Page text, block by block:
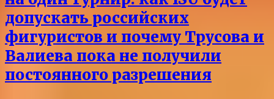
допускать российских
фигуристов и почему Трусова и
Валиева пока не получили
постоянного разрешения